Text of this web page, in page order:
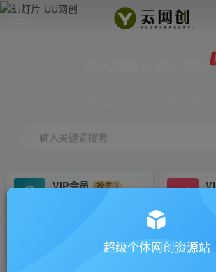
输入关键词搜索
VIP会员
抢先
会员专属推广链接
招
超级个体网创资源站